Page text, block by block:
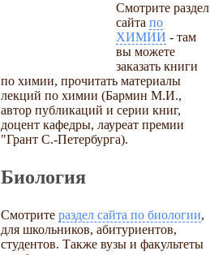
Смотрите раздел
сайта по
ХИМИИ - там
вы можете
заказать книги
по химии, прочитать материалы
лекций по химии (Бармин М.И.,
автор публикаций и серии книг,
доцент кафедры, лауреат премии
"Грант С.-Петербурга).
Биология
Смотрите раздел сайта по биологии,
для школьников, абитуриентов,
студентов. Также вузы и факультеты